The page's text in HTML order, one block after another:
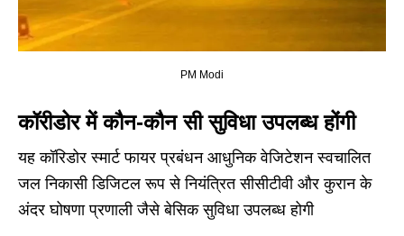
PM Modi
कॉरीडोर में कौन-कौन सी सुविधा उपलब्ध होंगी
यह कॉरिडोर स्मार्ट फायर प्रबंधन आधुनिक वेजिटेशन स्वचालित
जल निकासी डिजिटल रूप से नियंत्रित सीसीटीवी और कुरान के
अंदर घोषणा प्रणाली जैसे बेसिक सुविधा उपलब्ध होगी